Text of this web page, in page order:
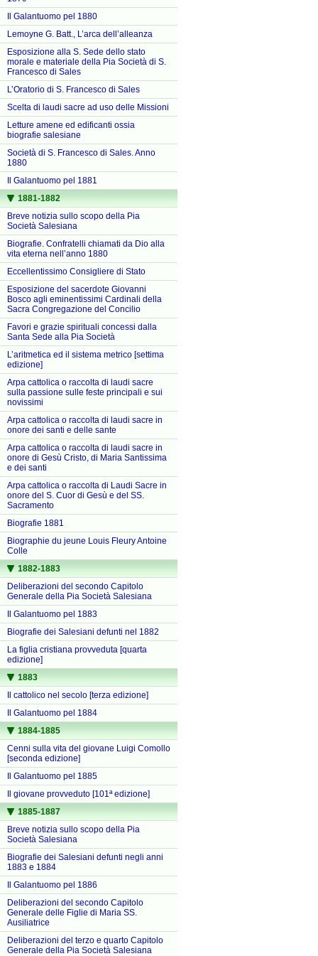
Il Galantuomo pel 1880
Lemoyne G. Batt., L’arca dell’alleanza
Esposizione alla S. Sede dello stato
morale e materiale della Pia Società di S.
Francesco di Sales
L’Oratorio di S. Francesco di Sales
Scelta di laudi sacre ad uso delle Missioni
Letture amene ed edificanti ossia
biografie salesiane
Società di S. Francesco di Sales. Anno
1880
Il Galantuomo pel 1881
1881-1882
Breve notizia sullo scopo della Pia
Società Salesiana
Biografie. Confratelli chiamati da Dio alla
vita eterna nell’anno 1880
Eccellentissimo Consigliere di Stato
Esposizione del sacerdote Giovanni
Bosco agli eminentissimi Cardinali della
Sacra Congregazione del Concilio
Favori e grazie spirituali concessi dalla
Santa Sede alla Pia Società
L’aritmetica ed il sistema metrico [settima
edizione]
Arpa cattolica o raccolta di laudi sacre
sulla passione sulle feste principali e sui
novissimi
Arpa cattolica o raccolta di laudi sacre in
onore dei santi e delle sante
Arpa cattolica o raccolta di laudi sacre in
onore di Gesù Cristo, di Maria Santissima
e dei santi
Arpa cattolica o raccolta di Laudi Sacre in
onore del S. Cuor di Gesù e del SS.
Sacramento
Biografie 1881
Biographie du jeune Louis Fleury Antoine
Colle
1882-1883
Deliberazioni del secondo Capitolo
Generale della Pia Società Salesiana
Il Galantuomo pel 1883
Biografie dei Salesiani defunti nel 1882
La figlia cristiana provveduta [quarta
edizione]
1883
Il cattolico nel secolo [terza edizione]
Il Galantuomo pel 1884
1884-1885
Cenni sulla vita del giovane Luigi Comollo
[seconda edizione]
Il Galantuomo pel 1885
Il giovane provveduto [101ª edizione]
1885-1887
Breve notizia sullo scopo della Pia
Società Salesiana
Biografie dei Salesiani defunti negli anni
1883 e 1884
Il Galantuomo pel 1886
Deliberazioni del secondo Capitolo
Generale delle Figlie di Maria SS.
Ausiliatrice
Deliberazioni del terzo e quarto Capitolo
Generale della Pia Società Salesiana